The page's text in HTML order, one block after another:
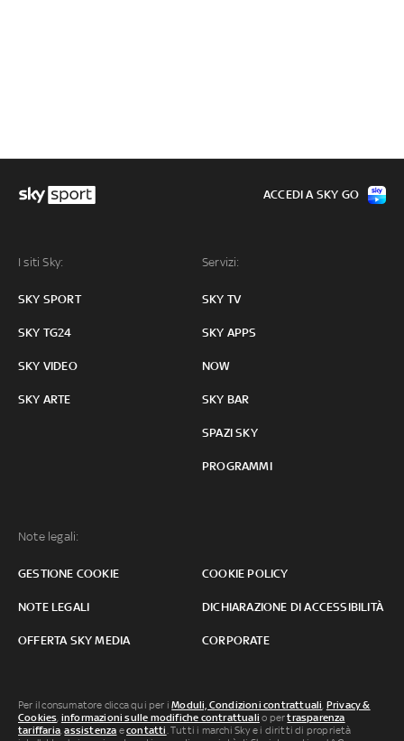
I siti Sky:
SKY SPORT
SKY TG24
SKY VIDEO
SKY ARTE
Servizi:
SKY TV
SKY APPS
NOW
SKY BAR
SPAZI SKY
PROGRAMMI
Note legali:
GESTIONE COOKIE COOKIE POLICY
NOTE LEGALI DICHIARAZIONE DI ACCESSIBILITÀ
OFFERTA SKY MEDIA CORPORATE
ACCEDI A SKY GO
Per il consumatore clicca qui per iModuli, Condizioni contrattuali, Privacy &
Cookies, informazioni sulle modifiche contrattuali o pertrasparenza
tariffaria,assistenza econtatti. Tutti i marchi Sky e i diritti di proprietà